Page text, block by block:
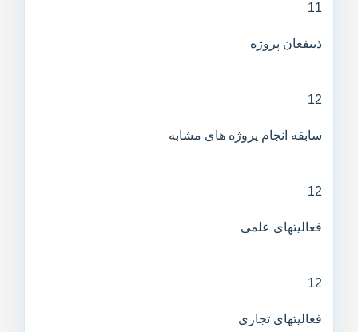
11
ذینفعان پروژه
12
سابقه انجام پروژه های مشابه
12
فعالیتهای علمی
12
فعالیتهای تجاری